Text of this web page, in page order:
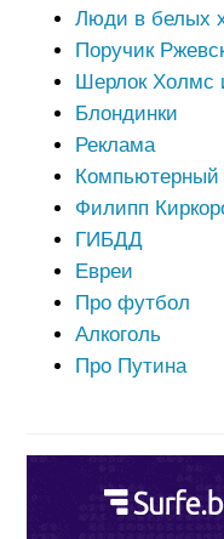
Люди в белых
Поручик
Шерлок Холмс
Блондинки
Реклама
Филипп
ГИБДД
Евреи
Про футбол
Алкоголь
Про Путина